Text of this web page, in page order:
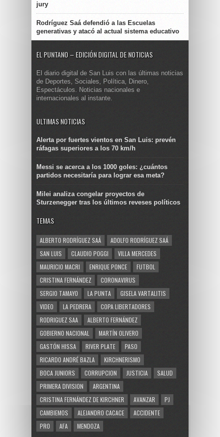
jury
Rodríguez Saá defendió a las Escuelas
generativas y atacó al actual sistema educativo
EL PUNTANO – EDICIÓN DIGITAL DE NOTICIAS
El diario digital de San Luis con las últimas noticias
de Deportes, Sociales, Política, Dinero,
Espectáculos. Noticias nacionales e
internacionales al instante.
ULTIMAS NOTICIAS
Alerta por fuertes vientos en San Luis: prevén
ráfagas superiores a los 70 km/h
Messi se acerca a los 1000 goles: ¿cuántos
partidos necesitaría para lograr esa meta?
Milei analiza congelar proyectos de
Sturzenegger tras los últimos reveses políticos
TEMAS
ALBERTO RODRÍGUEZ SAÁ
ADOLFO RODRÍGUEZ SAÁ
SAN LUIS
CLAUDIO POGGI
VILLA MERCEDES
MAURICIO MACRI
ENRIQUE PONCE
FUTBOL
CRISTINA FERNÁNDEZ
CORONAVIRUS
SERGIO TAMAYO
LA PUNTA
GISELA VARTALITIS
VIDEO
LA PEDRERA
COPA LIBERTADORES
RODRIGUEZ SAA
ALBERTO FERNÁNDEZ
GOBIERNO NACIONAL
MARTÍN OLIVERO
GASTÓN HISSA
RIVER PLATE
PASO
RICARDO ANDRÉ BAZLA
KIRCHNERISMO
BOCA JUNIORS
CORRUPCION JUSTICIA
SALUD
PRIMERA DIVISION
ARGENTINA
CRISTINA FERNÁNDEZ DE KIRCHNER
AVANZAR
PJ
CAMBIEMOS
ALEJANDRO CACACE
ACCIDENTE
PRO
AFA MENDOZA